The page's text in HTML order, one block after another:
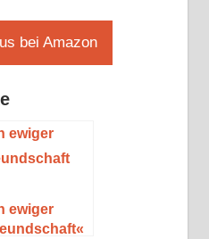
bei Amazon
ewiger